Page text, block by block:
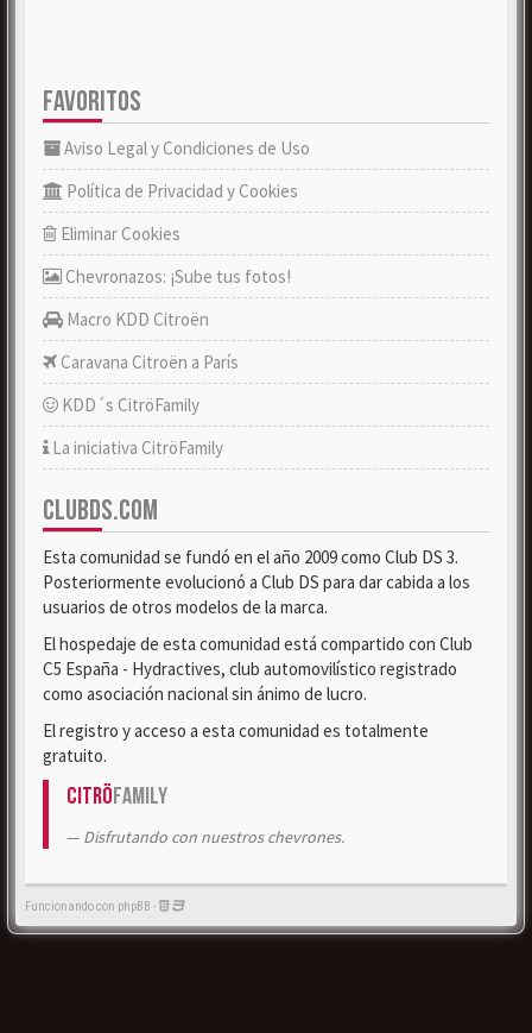
FAVORITOS
Aviso Legal y Condiciones de Uso
Política de Privacidad y Cookies
Eliminar Cookies
Chevronazos: ¡Sube tus fotos!
Macro KDD Citroën
Caravana Citroën a París
KDD´s CitröFamily
La iniciativa CitröFamily
CLUBDS.COM
Esta comunidad se fundó en el año 2009 como Club DS 3.
Posteriormente evolucionó a Club DS para dar cabida a los
usuarios de otros modelos de la marca.
El hospedaje de esta comunidad está compartido con Club
C5 España - Hydractives, club automovilístico registrado
como asociación nacional sin ánimo de lucro.
El registro y acceso a esta comunidad es totalmente
gratuito.
CitröFamily
Disfrutando con nuestros chevrones.
Funcionando con phpBB -